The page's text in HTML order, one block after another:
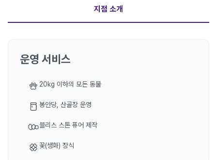
지점 소개
운영 서비스
20kg 이하의 모든 동물
봉안당, 산골장 운영
블리스 스톤 퓨어 제작
꽃(생화) 장식